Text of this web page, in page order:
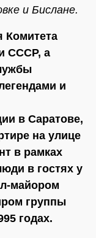
и Бислане.
Комитета
СССР, а
и
в Саратове,
на улице
в рамках
в гостях у
майором
группы
годах.